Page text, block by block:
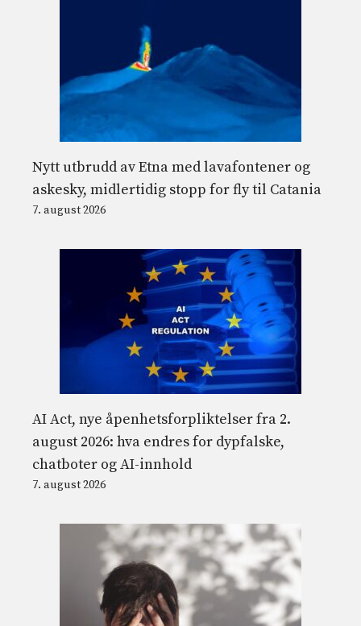
Nytt utbrudd av Etna med lavafontener og
askesky, midlertidig stopp for fly til Catania
7. august 2026
AI Act, nye åpenhetsforpliktelser fra 2.
august 2026: hva endres for dypfalske,
chatboter og AI-innhold
7. august 2026